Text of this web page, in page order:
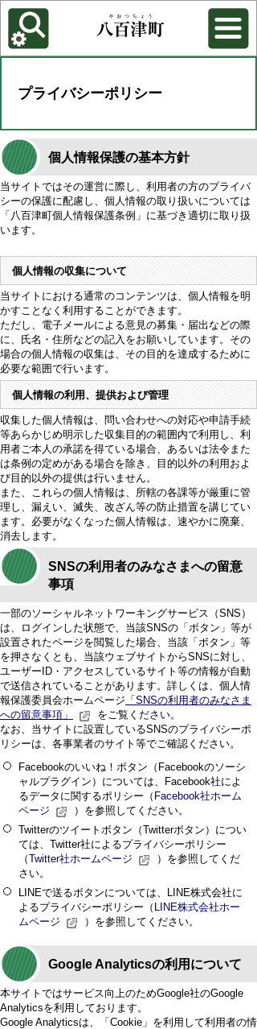
各種機能
背景色を変更する
プライバシーポリシー
個人情報保護の基本方針
当サイトではその運営に際し、利用者の方のプライバ
シーの保護に配慮し、個人情報の取り扱いについては
「八百津町個人情報保護条例」に基づき適切に取り扱
います。
個人情報の収集について
当サイトにおける通常のコンテンツは、個人情報を明
かすことなく利用することができます。
ただし、電子メールによる意見の募集・届出などの際
に、氏名・住所などの記入をお願いしています。その
場合の個人情報の収集は、その目的を達成するために
必要な範囲で行います。
個人情報の利用、提供および管理
収集した個人情報は、問い合わせへの対応や申請手続
等あらかじめ明示した収集目的の範囲内で利用し、利
用者ご本人の承諾を得ている場合、あるいは法令また
は条例の定めがある場合を除き、目的以外の利用およ
び目的以外の提供は行いません。
また、これらの個人情報は、所轄の各課等が厳重に管
理し、漏えい、滅失、改ざん等の防止措置を講じてい
ます。必要がなくなった個人情報は、速やかに廃棄、
消去します。
SNSの利用者のみなさまへの留意
事項
一部のソーシャルネットワーキングサービス（SNS）
は、ログインした状態で、当該SNSの「ボタン」等が
設置されたページを閲覧した場合、当該「ボタン」等
を押さなくとも、当該ウェブサイトからSNSに対し、
ユーザーID・アクセスしているサイト等の情報が自動
で送信されていることがあります。詳しくは、個人情
報保護委員会ホームページ 「SNSの利用者のみなさま
への留意事項」
をご覧ください。
なお、当サイトに設置しているSNSのプライバシーポ
リシーは、各事業者のサイト等でご確認ください。
Facebookのいいね！ボタン（Facebookのソーシ
ャルプラグイン）については、Facebook社によ
るデータに関するポリシー（ Facebook社ホーム
ページ
）を参照してください。
Twitterのツイートボタン（Twitterボタン）につい
ては、Twitter社によるプライバシーポリシー
（Twitter社ホームページ
）を参照してくだ
さい。
LINEで送るボタンについては、LINE株式会社に
よるプライバシーポリシー（ LINE株式会社ホー
ムページ
）を参照してください。
Google Analyticsの利用について
本サイトではサービス向上のためGoogle社のGoogle
Analyticsを利用しております。
Google Analyticsは、「Cookie」を利用して利用者の情